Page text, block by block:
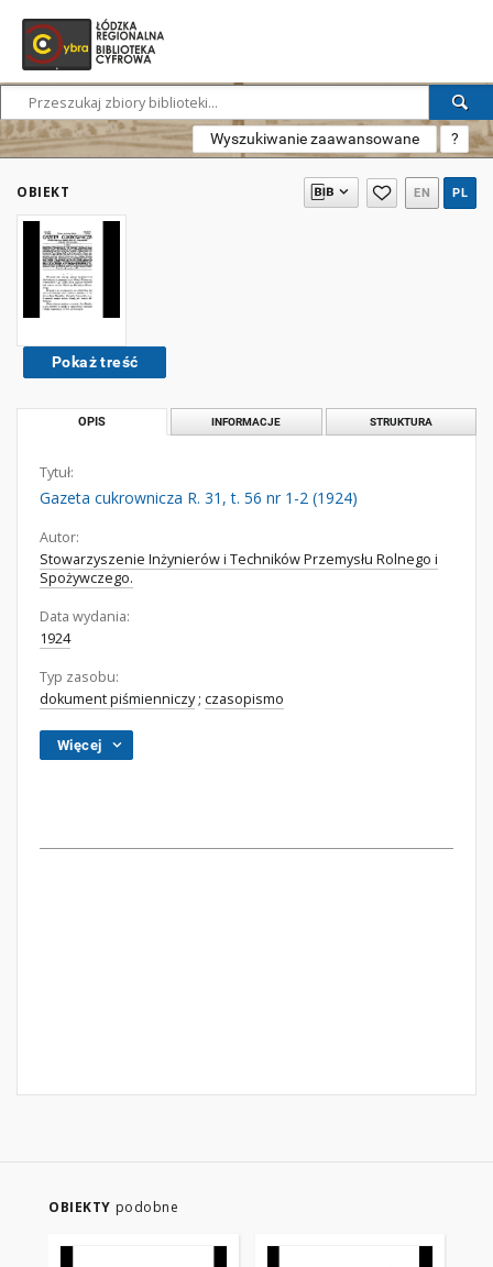
Wyszukiwanie zaawansowane ?
OBIEKT EN PL
Pokaż treść
OPIS INFORMACJE STRUKTURA
Tytuł:
Gazeta cukrownicza R. 31, t. 56 nr 1-2 (1924)
Autor:
Stowarzyszenie Inżynierów i Techników Przemysłu Rolnego i
Spożywczego.
Data wydania:
1924
Typ zasobu:
dokument piśmienniczy; czasopismo
Więcej
OBIEKTY podobne